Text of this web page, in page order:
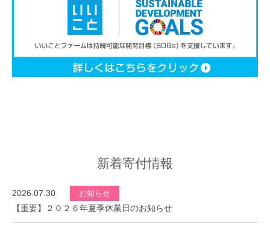
新着寄付情報
2026.07.30 お知らせ
【重要】２０２６年夏季休業日のお知らせ